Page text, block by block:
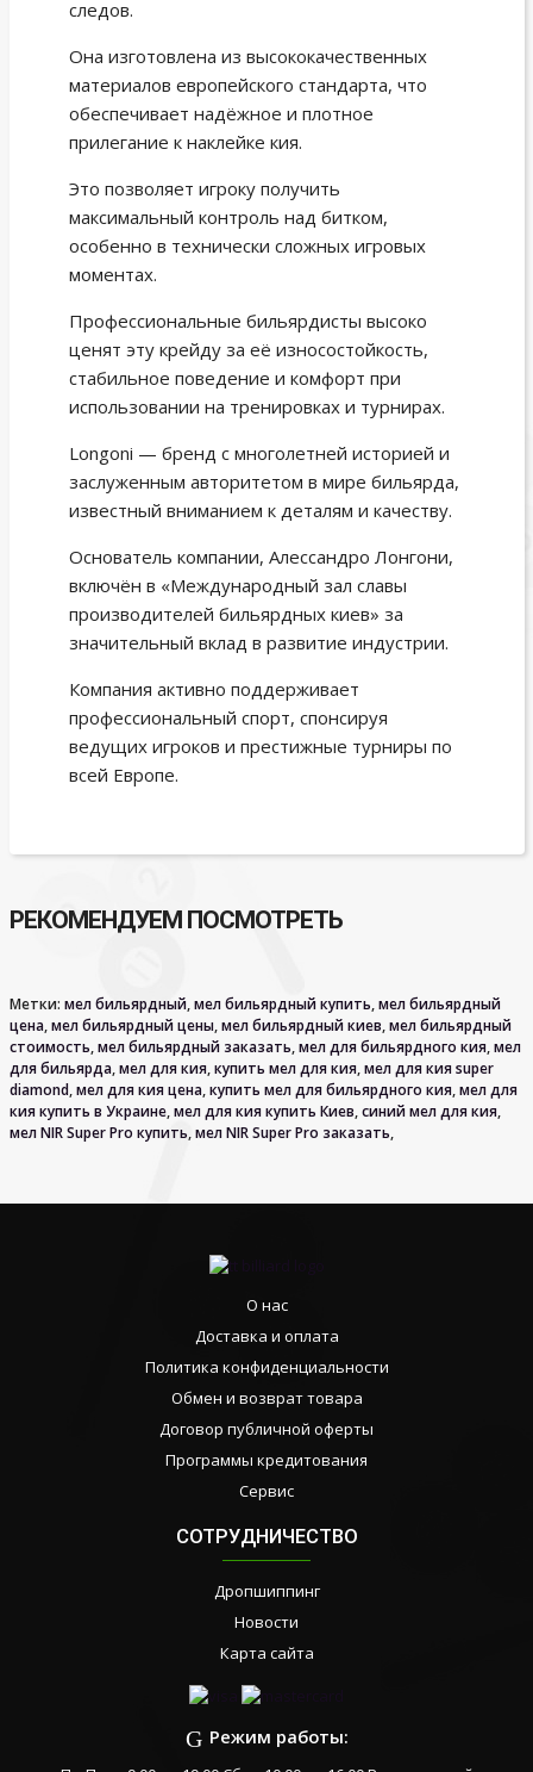
следов.
Она изготовлена из высококачественных
материалов европейского стандарта, что
обеспечивает надёжное и плотное
прилегание к наклейке кия.
Это позволяет игроку получить
максимальный контроль над битком,
особенно в технически сложных игровых
моментах.
Профессиональные бильярдисты высоко
ценят эту крейду за её износостойкость,
стабильное поведение и комфорт при
использовании на тренировках и турнирах.
Longoni — бренд с многолетней историей и
заслуженным авторитетом в мире бильярда,
известный вниманием к деталям и качеству.
Основатель компании, Алессандро Лонгони,
включён в «Международный зал славы
производителей бильярдных киев» за
значительный вклад в развитие индустрии.
Компания активно поддерживает
профессиональный спорт, спонсируя
ведущих игроков и престижные турниры по
всей Европе.
РЕКОМЕНДУЕМ ПОСМОТРЕТЬ
Метки: мел бильярдный,мел бильярдный купить,мел бильярдный
цена,мел бильярдный цены,мел бильярдный киев,мел бильярдный
стоимость,мел бильярдный заказать,мел для бильярдного кия,мел
для бильярда,мел для кия,купить мел для кия,мел для кия super
diamond,мел для кия цена,купить мел для бильярдного кия,мел для
кия купить в Украине,мел для кия купить Киев,синий мел для кия,
мел NIR Super Pro купить,мел NIR Super Pro заказать,
О нас
Доставка и оплата
Политика конфиденциальности
Обмен и возврат товара
Договор публичной оферты
Программы кредитования
Сервис
СОТРУДНИЧЕСТВО
Дропшиппинг
Новости
Карта сайта
Режим работы: